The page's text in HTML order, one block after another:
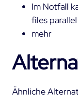
Im Notfall
files
mehr
Ähnliche